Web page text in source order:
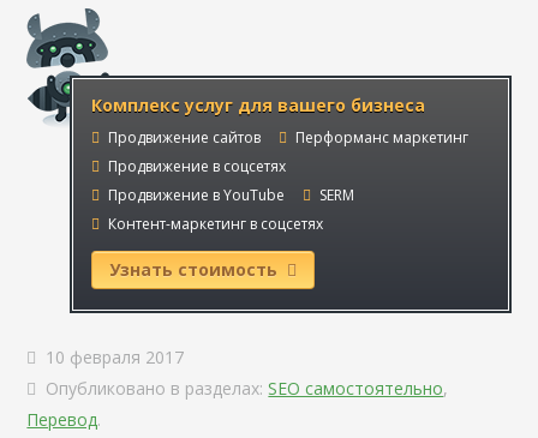
Комплекс услуг для вашего бизнеса
Продвижение сайтов
Перформанс маркетинг
Продвижение в соцсетях
Продвижение в YouTube
SERM
Контент-маркетинг в соцсетях
Узнать стоимость
10 февраля 2017
Опубликовано в разделах: SEO самостоятельно,
Перевод.